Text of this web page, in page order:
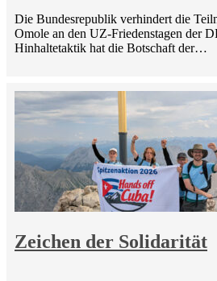
Die Bundesrepublik verhindert die
Omole an den UZ-Friedenstagen der
Hinhaltetaktik hat die Botschaft der…
Zeichen der Solidarität